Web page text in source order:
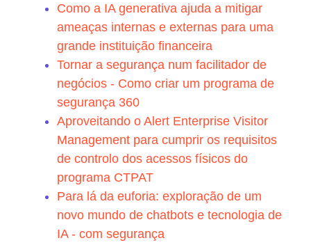
Como a IA generativa ajuda a mitigar
ameaças internas e externas para uma
grande instituição financeira
Tornar a segurança num facilitador de
negócios - Como criar um programa de
segurança 360
Aproveitando o Alert Enterprise Visitor
Management para cumprir os requisitos
de controlo dos acessos físicos do
programa CTPAT
Para lá da euforia: exploração de um
novo mundo de chatbots e tecnologia de
IA - com segurança